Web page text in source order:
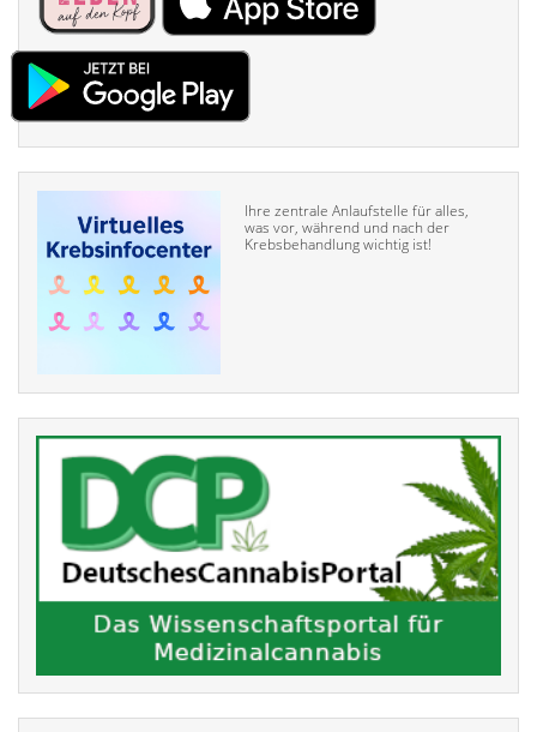
Ihre zentrale Anlaufstelle für alles,
was vor, während und nach der
Krebsbehandlung wichtig ist!